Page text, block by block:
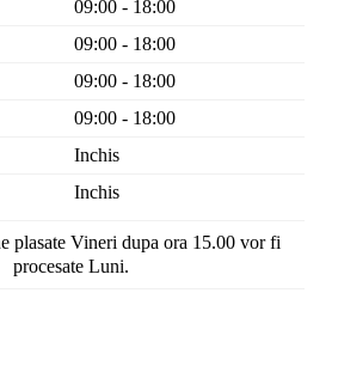
09:00 - 18:00
09:00 - 18:00
09:00 - 18:00
09:00 - 18:00
Inchis
Inchis
plasate Vineri dupa ora 15.00 vor fi
procesate Luni.